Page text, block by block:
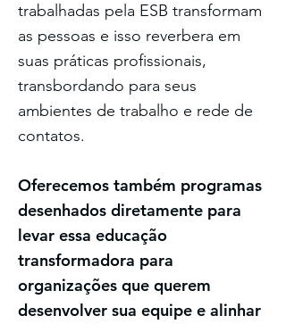
trabalhadas pela ESB transformam
as pessoas e isso reverbera em
suas práticas profissionais,
transbordando para seus
ambientes de trabalho e rede de
contatos.
Oferecemos também programas
desenhados diretamente para
levar essa educação
transformadora para
organizações que querem
desenvolver sua equipe e alinhar